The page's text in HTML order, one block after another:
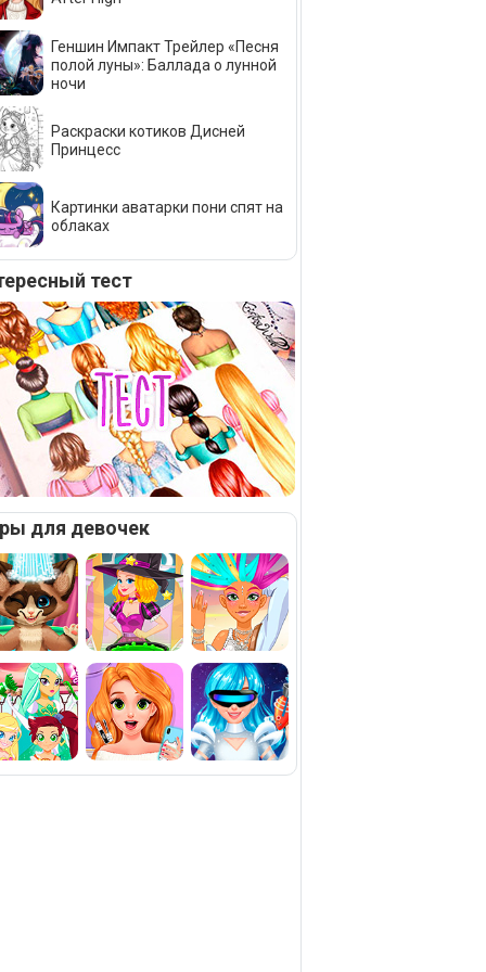
Геншин Импакт Трейлер «Песня
полой луны»: Баллада о лунной
ночи
Раскраски котиков Дисней
Принцесс
Картинки аватарки пони спят на
облаках
тест
для девочек